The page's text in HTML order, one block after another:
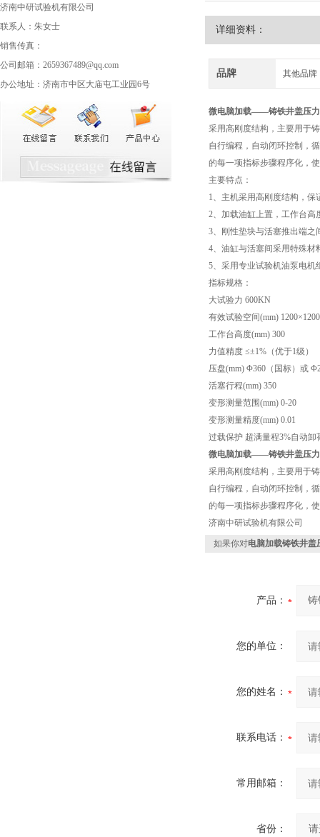
济南中研试验机有限公司
联系人：朱女士
销售传真：
公司邮箱：2659367489@qq.com
办公地址：济南市中区大庙屯工业园6号
详细资料：
品牌 其他品牌
微电脑加载——铸铁井盖压
采用高刚度结构，主要用于
自行编程，自动闭环控制，
的每一项指标步骤程序化，
主要特点：
1、主机采用高刚度结构，保
2、加载油缸上置，工作台高
3、刚性垫块与活塞推出端
4、油缸与活塞间采用特殊材
5、采用专业试验机油泵电机
指标规格：
大试验力 600KN
有效试验空间(mm) 1200×1200
工作台高度(mm) 300
力值精度 ≤±1%（优于1级）
压盘(mm) Φ360（国标）或
活塞行程(mm) 350
变形测量范围(mm) 0-20
变形测量精度(mm) 0.01
过载保护 超满量程3%自动卸
微电脑加载——铸铁井盖压
采用高刚度结构，主要用于
自行编程，自动闭环控制，
的每一项指标步骤程序化，
济南中研试验机有限公司
如果你对电脑加载铸铁井盖
产品：
您的单位：
您的姓名：
联系电话：
常用邮箱：
省份：